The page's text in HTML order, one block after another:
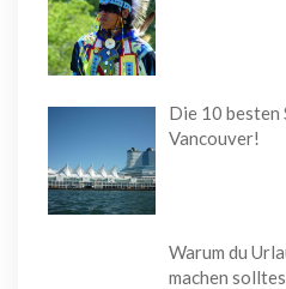
Die 10 besten
Vancouver!
Warum du
machen